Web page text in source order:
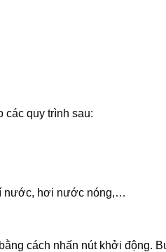
các quy trình sau:
nước, hơi nước nóng,…
cách nhấn nút khởi động.